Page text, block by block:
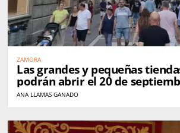
ZAMORA
Las grandes y pequeñas
podrán abrir el 20 de
ANA LLAMAS GANADO